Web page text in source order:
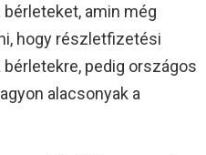
amin még
hogy részletfizetési
pedig országos
alacsonyak a